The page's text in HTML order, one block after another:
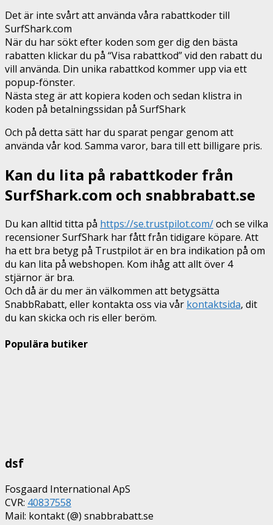
Det är inte svårt att använda våra rabattkoder till
SurfShark.com
När du har sökt efter koden som ger dig den bästa
rabatten klickar du på “Visa rabattkod” vid den rabatt du
vill använda. Din unika rabattkod kommer upp via ett
popup-fönster.
Nästa steg är att kopiera koden och sedan klistra in
koden på betalningssidan på SurfShark
Och på detta sätt har du sparat pengar genom att
använda vår kod. Samma varor, bara till ett billigare pris.
Kan du lita på rabattkoder från
SurfShark.com och snabbrabatt.se
Du kan alltid titta på https://se.trustpilot.com/och se vilka
recensioner SurfShark har fått från tidigare köpare. Att
ha ett bra betyg på Trustpilot är en bra indikation på om
du kan lita på webshopen. Kom ihåg att allt över 4
stjärnor är bra.
Och då är du mer än välkommen att betygsätta
SnabbRabatt, eller kontakta oss via vår kontaktsida, dit
du kan skicka och ris eller beröm.
Populära butiker
dsf
Fosgaard International ApS
CVR: 40837558
Mail: kontakt (@) snabbrabatt.se